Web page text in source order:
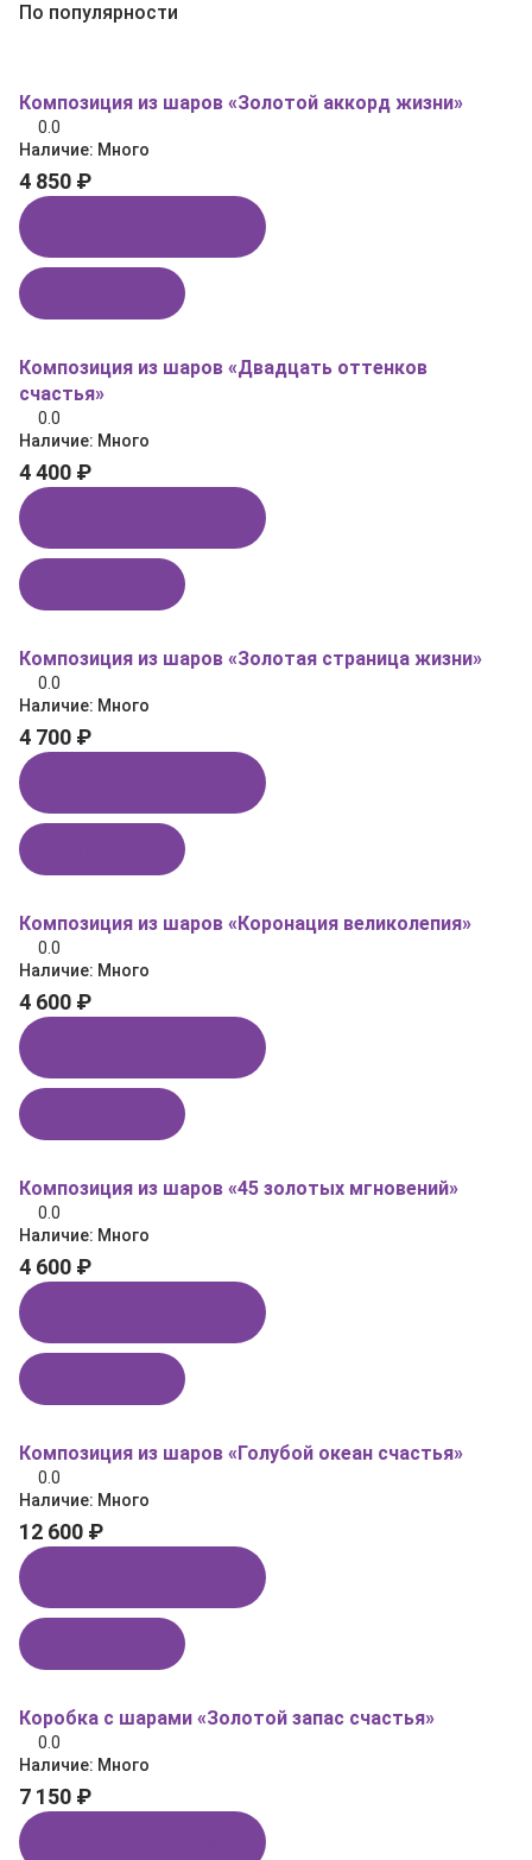
По популярности
Композиция из шаров «Золотой аккорд жизни»
0.0
Наличие: Много
4 850 ₽
Композиция из шаров «Двадцать оттенков
счастья»
0.0
Наличие: Много
4 400 ₽
Композиция из шаров «Золотая страница жизни»
0.0
Наличие: Много
4 700 ₽
Композиция из шаров «Коронация великолепия»
0.0
Наличие: Много
4 600 ₽
Композиция из шаров «45 золотых мгновений»
0.0
Наличие: Много
4 600 ₽
Композиция из шаров «Голубой океан счастья»
0.0
Наличие: Много
12 600 ₽
Коробка с шарами «Золотой запас счастья»
0.0
Наличие: Много
7 150 ₽